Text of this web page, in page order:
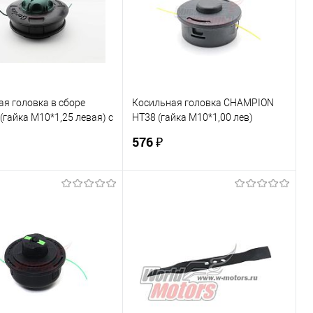
В наличии
В избранное
В наличии
головка в сборе
(гайка М10*1,25 левая) с
в 1 клик
В наличии
Косильная головка CHAMPION
HT38 (гайка М10*1,00 лев)
BC337) (С5128)
576 ₽
В избранное
В наличии